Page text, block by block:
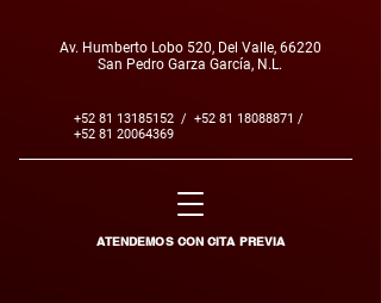
Av. Humberto Lobo 520, Del Valle, 66220
San Pedro Garza García, N.L.
+52 81 13185152 / +52 81 18088871 /
+52 81 20064369
ATENDEMOS CON CITA PREVIA